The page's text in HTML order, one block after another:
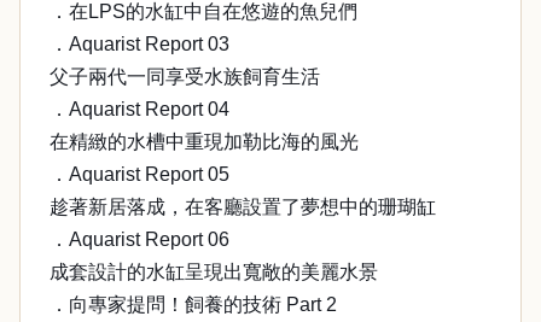
．在LPS的水缸中自在悠遊的魚兒們
．Aquarist Report 03
父子兩代一同享受水族飼育生活
．Aquarist Report 04
在精緻的水槽中重現加勒比海的風光
．Aquarist Report 05
趁著新居落成，在客廳設置了夢想中的珊瑚缸
．Aquarist Report 06
成套設計的水缸呈現出寬敞的美麗水景
．向專家提問！飼養的技術 Part 2